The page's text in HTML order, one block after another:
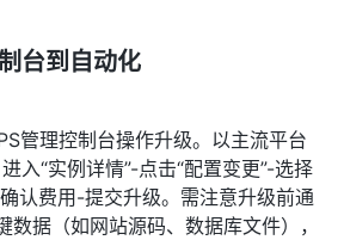
台到自动化
管理控制台操作升级。以主流平台
入“实例详情”-点击“配置变更”-选择
认费用-提交升级。需注意升级前通
据（如网站源码、数据库文件），